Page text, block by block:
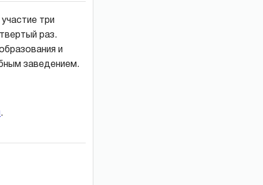
три
раз.
и
заведением.
.